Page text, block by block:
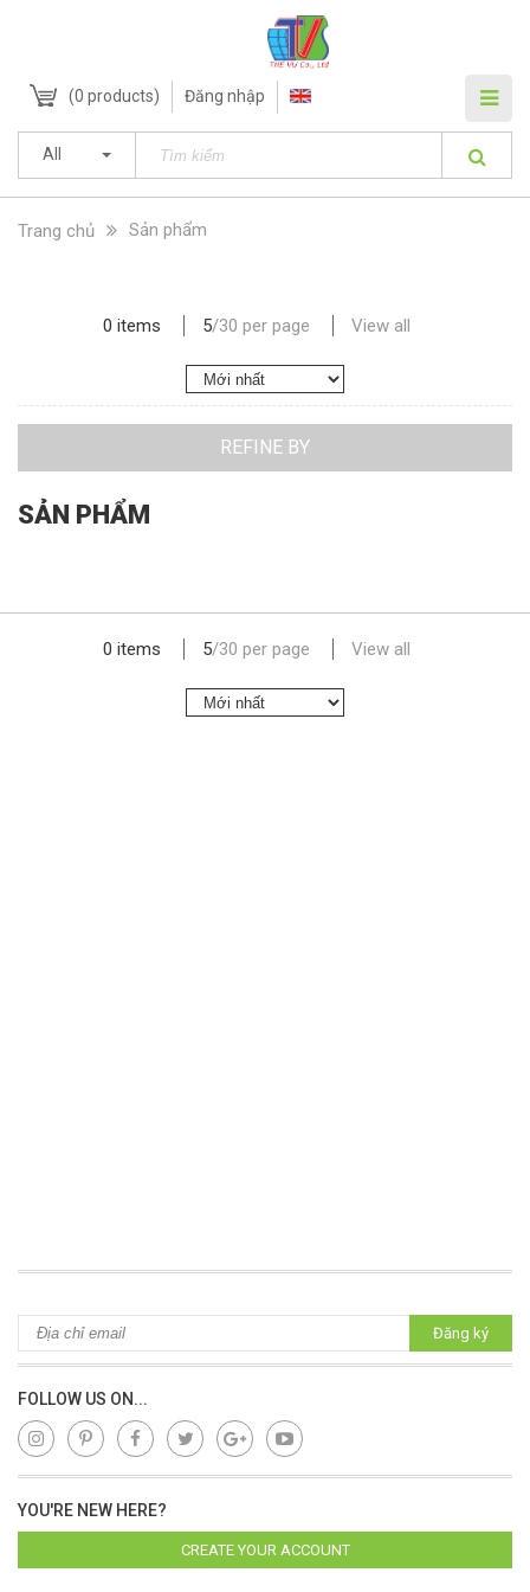
(0 products) Đăng nhập
All
Trang chủ Sản phẩm
REFINE BY
0 items 5/30 per page View all
SẢN PHẨM
0 items 5/30 per page View all
Đăng ký
FOLLOW US ON...
YOU'RE NEW HERE?
CREATE YOUR ACCOUNT